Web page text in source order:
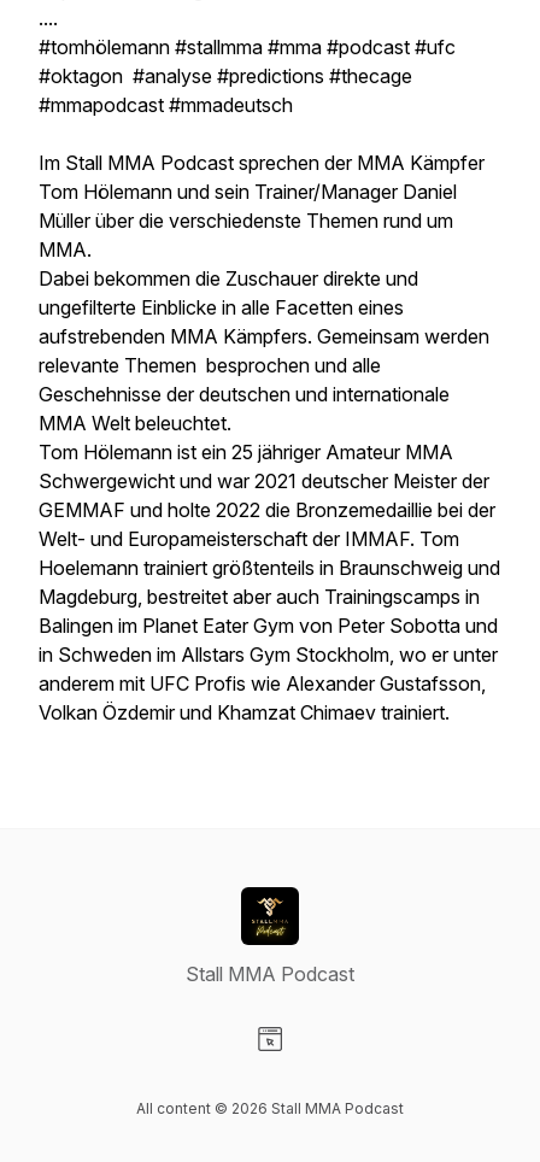
....
#tomhölemann #stallmma #mma #podcast #ufc
#oktagon #analyse #predictions #thecage
#mmapodcast #mmadeutsch
Im Stall MMA Podcast sprechen der MMA Kämpfer
Tom Hölemann und sein Trainer/Manager Daniel
Müller über die verschiedenste Themen rund um
MMA.
Dabei bekommen die Zuschauer direkte und
ungefilterte Einblicke in alle Facetten eines
aufstrebenden MMA Kämpfers. Gemeinsam werden
relevante Themen besprochen und alle
Geschehnisse der deutschen und internationale
MMA Welt beleuchtet.
Tom Hölemann ist ein 25 jähriger Amateur MMA
Schwergewicht und war 2021 deutscher Meister der
GEMMAF und holte 2022 die Bronzemedaillie bei der
Welt- und Europameisterschaft der IMMAF. Tom
Hoelemann trainiert größtenteils in Braunschweig und
Magdeburg, bestreitet aber auch Trainingscamps in
Balingen im Planet Eater Gym von Peter Sobotta und
in Schweden im Allstars Gym Stockholm, wo er unter
anderem mit UFC Profis wie Alexander Gustafsson,
Volkan Özdemir und Khamzat Chimaev trainiert.
Stall MMA Podcast
All content © 2026 Stall MMA Podcast